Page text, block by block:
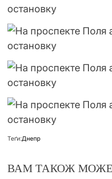
Теґи:Днепр
ВАМ ТАКОЖ